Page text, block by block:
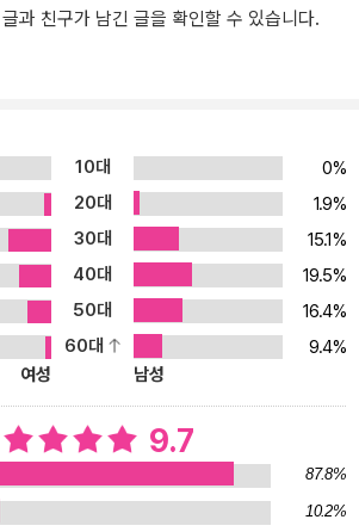
작된 예측 불가능한 관세 정책, 이란 사태로
보, 하루가 다르게 진화하는 AI 기술은 전 세
다임이 바뀌게 될 지금, 거시경제 전문가이
인더의 단장 오건영은 시장이 가장 뜨겁게
위해 이 책을 집필했다. 단순한 재테크 기법,
술 대신 이 책에서는 앞으로 세계 경제의 판
을 날카롭게 포착하고, 그 안에 숨어 있는 의
느껴지는 이야기도 그를 통하면 쉬워지며, 데
재미있게 설명하는 그에게 60만 독자가 열
회수는 수천만회에 이르며 그를 통해 투자에
. 흥미진진한 비유를 따라가다 보면 세계 경
에 이해되는 놀라운 경험을 하게 될 것이다.
는 독자들을 위한 최적의 경제경영 입문서다.
은
과 친구가 남긴 글을 확인할 수 있습니다.
10대
0%
20대
1.9%
30대
15.1%
40대
19.5%
50대
16.4%
60대
9.4%
여성
남성
9.7
87.8%
10.2%